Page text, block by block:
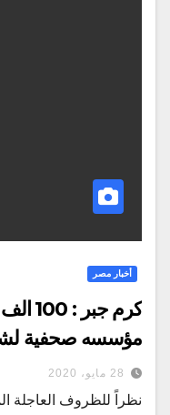
أخبار مصر
كرم
مؤسسه صحفية
28 مايو، 2020
نظراً للظروف العاجلة